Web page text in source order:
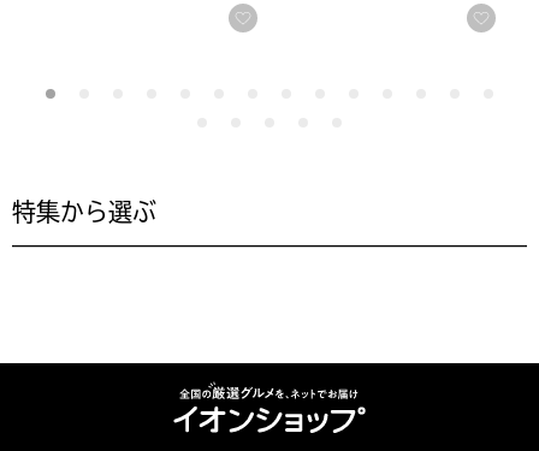
お気に入りに登録する お気
特集から選ぶ